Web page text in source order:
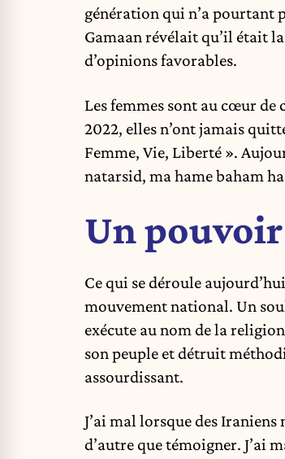
génération qui n’a pourtant
Gamaan révélait qu’il était
d’opinions favorables.
Les femmes sont au cœur
2022, elles n’ont jamais
Femme, Vie, Liberté ».
natarsid, ma hame baham
Un
Ce qui se déroule
mouvement national. Un
exécute au nom de la
son peuple et détruit
assourdissant.
J’ai mal lorsque des
d’autre que témoigner. J’ai